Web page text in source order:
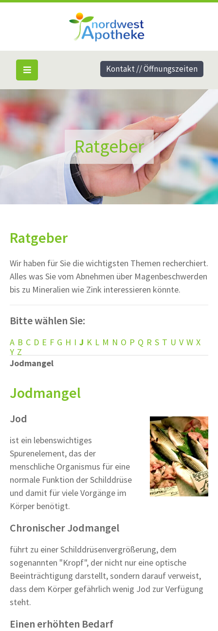
Ratgeber
Ratgeber
Wir haben für Sie die wichtigsten Themen recherchiert.
Alles was Sie vom Abnehmen über Magenbeschwerden
bis zu Mineralien wie Zink interessieren könnte.
Bitte wählen Sie:
A B C D E F G H I J K L M N O P Q R S T U V W X
Y Z
Jodmangel
Jodmangel
Jod
ist ein lebenswichtiges
Spurenelement, das der
menschliche Organismus für eine
normale Funktion der Schilddrüse
und damit für viele Vorgänge im
Körper benötigt.
Chronischer Jodmangel
führt zu einer Schilddrüsenvergrößerung, dem
sogenannten "Kropf", der nicht nur eine optische
Beeinträchtigung darstellt, sondern darauf verweist,
dass dem Körper gefährlich wenig Jod zur Verfügung
steht.
Einen erhöhten Bedarf
Kontakt // Öffnungszeiten